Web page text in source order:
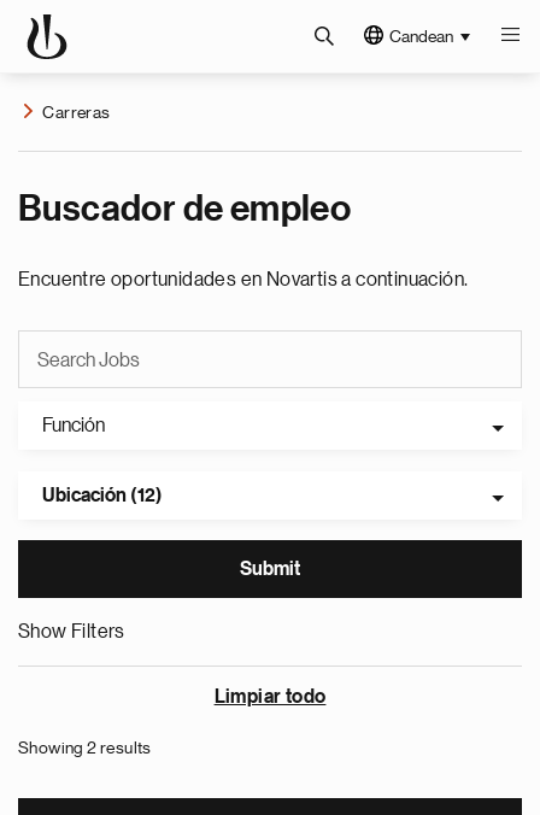
Candean
Carreras
Buscador de empleo
Encuentre oportunidades en Novartis a continuación.
Función
Ubicación (12)
Show Filters
Limpiar todo
Showing 2 results